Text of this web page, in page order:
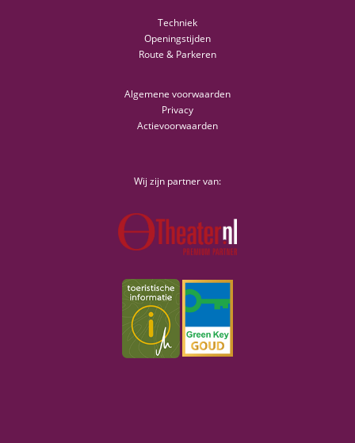
Techniek
Openingstijden
Route & Parkeren
Algemene voorwaarden
Privacy
Actievoorwaarden
Wij zijn partner van: